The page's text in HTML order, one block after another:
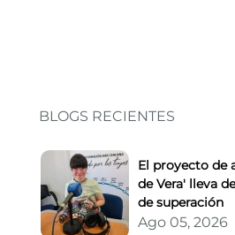
BLOGS RECIENTES
El proyecto de
de Vera' lleva
de superación
Ago 05, 2026